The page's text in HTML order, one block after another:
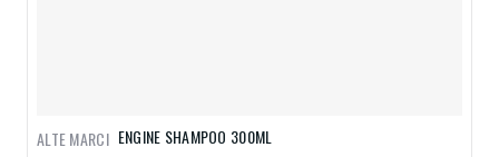
ENGINE SHAMPOO 300ML
ALTE MARCI